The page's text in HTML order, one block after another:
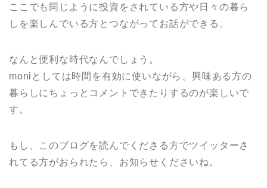
ここでも同じように投資をされている方や日々の暮ら
しを楽しんでいる方とつながってお話ができる。
なんと便利な時代なんでしょう。
moniとしては時間を有効に使いながら、興味ある方の
暮らしにちょっとコメントできたりするのが楽しいで
す。
もし、このブログを読んでくださる方でツイッターさ
れてる方がおられたら、お知らせくださいね。